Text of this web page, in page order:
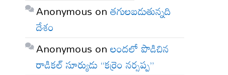
Anonymous onతగులబడుతున్నది
దేశం
Anonymous onలందలో పొడిచిన
రాడికల్ సూర్యుడు “కర్రెం నర్సప్ప”